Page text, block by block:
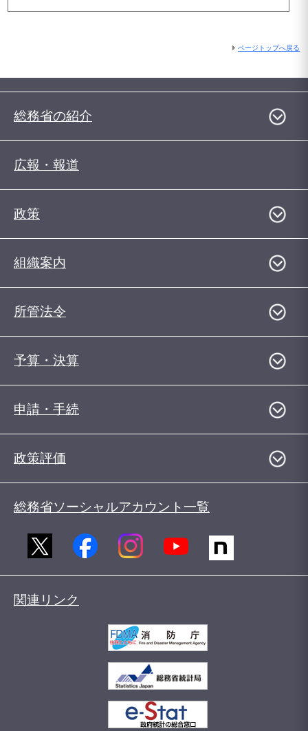
ページトップへ戻る
総務省の紹介
広報・報道
政策
組織案内
所管法令
予算・決算
申請・手続
政策評価
総務省ソーシャルアカウント一覧
関連リンク